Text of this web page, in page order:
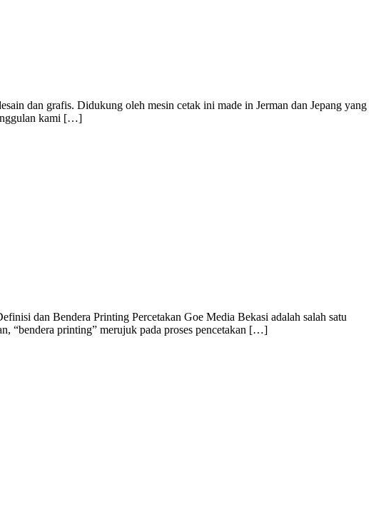
dan grafis. Didukung oleh mesin cetak ini made in Jerman dan Jepang yang
kami […]
dan Bendera Printing Percetakan Goe Media Bekasi adalah salah satu
“bendera printing” merujuk pada proses pencetakan […]